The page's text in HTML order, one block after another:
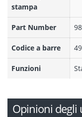
stampa
Part Number
Codice a barre
Funzioni
Opinioni degli